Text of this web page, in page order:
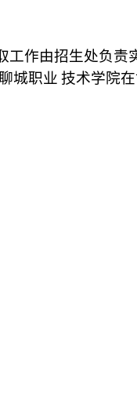
工作由招生处负责
城职业 技术学院